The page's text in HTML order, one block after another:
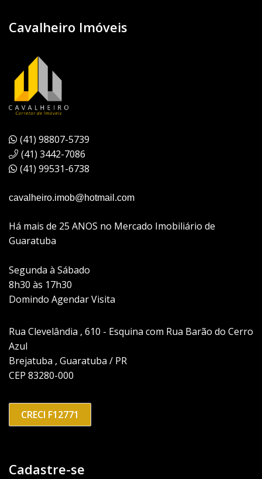
Cavalheiro Imóveis
(41) 98807-5739
(41) 3442-7086
(41) 99531-6738
cavalheiro.imob@hotmail.com
Há mais de 25 ANOS no Mercado Imobiliário de
Guaratuba
Segunda à Sábado
8h30 às 17h30
Domindo Agendar Visita
Rua Clevelândia , 610 - Esquina com Rua Barão do Cerro
Azul
Brejatuba , Guaratuba / PR
CEP 83280-000
CRECI F12771
Cadastre-se